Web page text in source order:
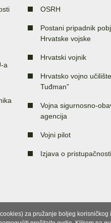
a
OSRH
Postani pripadnik
Hrvatske vojske
Hrvatski vojnik
Hrvatsko vojno
Tuđman”
Vojna sigurnosno-
agencija
Vojni pilot
Izjava o pristupačnosti
za pružanje boljeg